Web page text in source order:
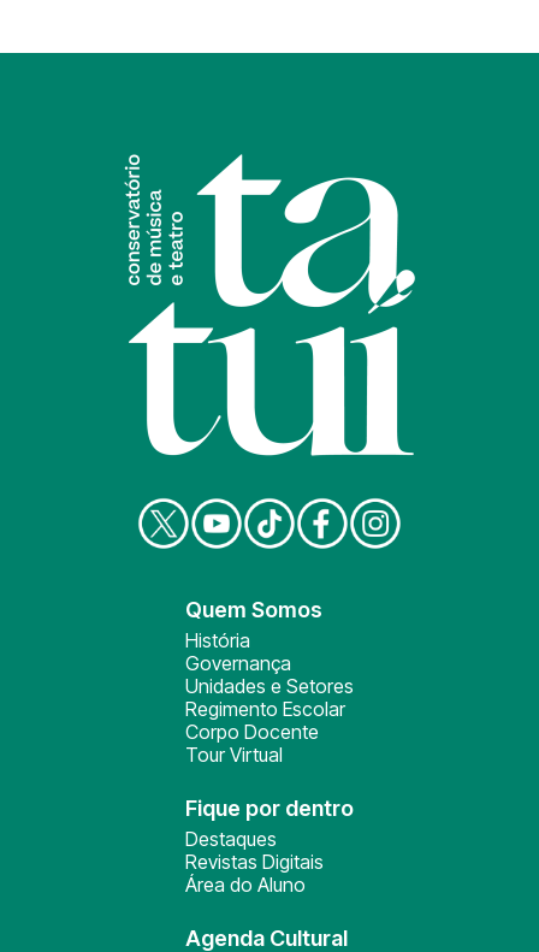
Quem Somos
História
Governança
Unidades e Setores
Regimento Escolar
Corpo Docente
Tour Virtual
Fique por dentro
Destaques
Revistas Digitais
Área do Aluno
Agenda Cultural